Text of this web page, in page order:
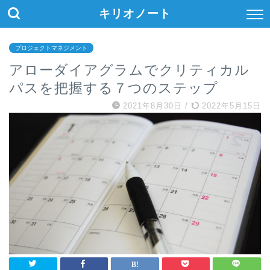
キリオノート
プロジェクトマネジメント
アローダイアグラムでクリティカル
パスを把握する７つのステップ
2021年8月30日 / 2022年5月15日